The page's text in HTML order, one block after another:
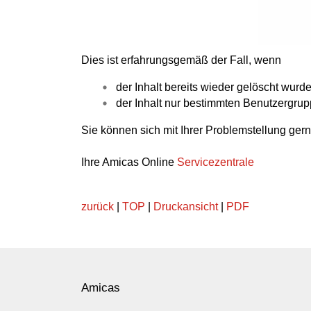
Dies ist erfahrungsgemäß der Fall, wenn
der Inhalt bereits wieder gelöscht wurde
der Inhalt nur bestimmten
Sie können sich mit Ihrer Problemstellung
Ihre Amicas Online Servicezentrale
zurück TOP Druckansicht| PDF
Amicas